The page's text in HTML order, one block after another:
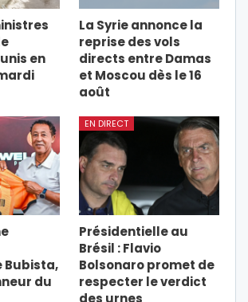
en
La Syrie annonce la
reprise des vols
directs entre Damas
et Moscou dès le 16
août
Bubista,
du
EN DIRECT
Présidentielle au
Brésil : Flavio
Bolsonaro promet de
respecter le verdict
des urnes